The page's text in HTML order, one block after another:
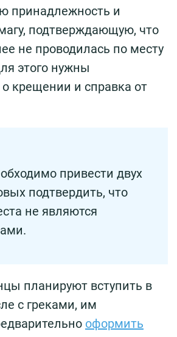
принадлежность и
подтверждающую, что
не проводилась по месту
этого нужны
о крещении и справка от
привести двух
подтвердить, что
не являются
планируют вступить в
с греками, им
оформить